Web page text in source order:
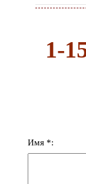
1-
Имя *: